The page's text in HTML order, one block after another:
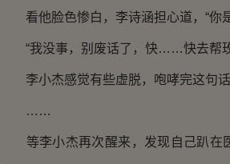
看他脸色惨白，李诗涵担心道，“你
“我没事，别废话了，快……快去帮
李小杰感觉有些虚脱，咆哮完这句话
……
等李小杰再次醒来，发现自己趴在